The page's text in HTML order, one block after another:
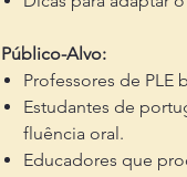
Público-Alvo:
Professores de PLE
Estudantes de
fluência oral.
Educadores que